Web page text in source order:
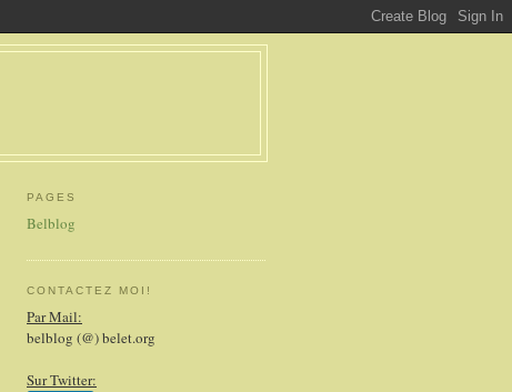
PAGES
Belblog
CONTACTEZ MOI!
Par Mail:
belblog (@) belet.org
Sur Twitter: